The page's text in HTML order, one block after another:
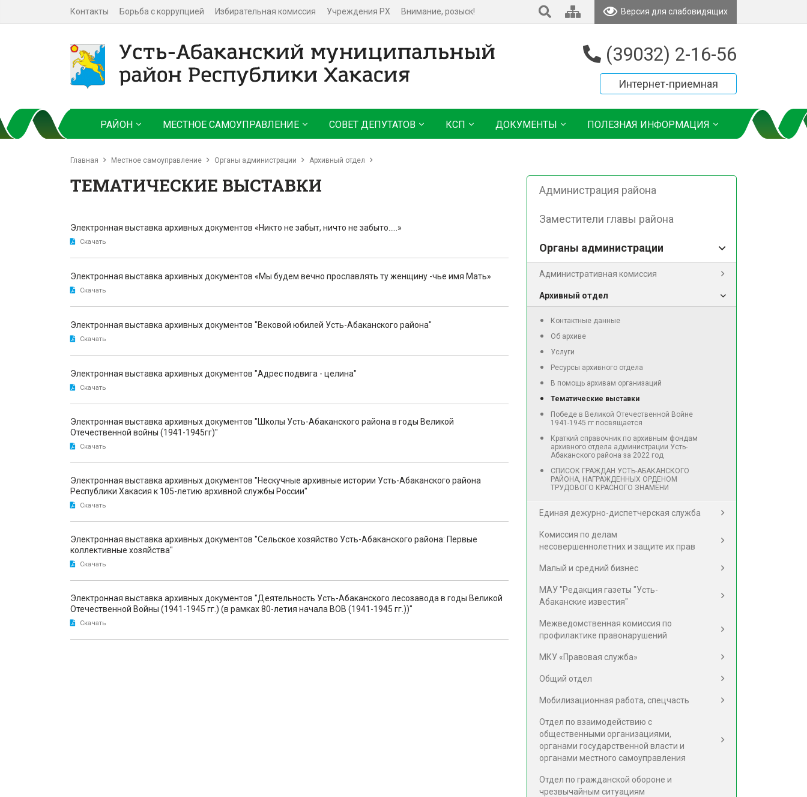
Контакты Борьба с коррупцией Избирательная комиссия Учреждения РХ Внимание, розыск! Версия для слабовидящих
(39032) 2-16-56
Интернет-приемная
РАЙОН МЕСТНОЕ САМОУПРАВЛЕНИЕ СОВЕТ ДЕПУТАТОВ КСП ДОКУМЕНТЫ ПОЛЕЗНАЯ ИНФОРМАЦИЯ
Главная Местное самоуправление Органы администрации Архивный отдел
ТЕМАТИЧЕСКИЕ ВЫСТАВКИ
Электронная выставка архивных документов «Никто не забыт, ничто не забыто.....»
Скачать
Электронная выставка архивных документов «Мы будем вечно прославлять ту женщину -чье имя Мать»
Скачать
Электронная выставка архивных документов "Вековой юбилей Усть-Абаканского района"
Скачать
Электронная выставка архивных документов "Адрес подвига - целина"
Скачать
Электронная выставка архивных документов "Школы Усть-Абаканского района в годы Великой
Отечественной войны (1941-1945гг)"
Скачать
Электронная выставка архивных документов "Нескучные архивные истории Усть-Абаканского района
Республики Хакасия к 105-летию архивной службы России"
Скачать
Электронная выставка архивных документов "Сельское хозяйство Усть-Абаканского района: Первые
коллективные хозяйства"
Скачать
Электронная выставка архивных документов "Деятельность Усть-Абаканского лесозавода в годы Великой
Отечественной Войны (1941-1945 гг.) (в рамках 80-летия начала ВОВ (1941-1945 гг.))"
Скачать
Администрация района
Заместители главы района
Органы администрации
Административная комиссия
Архивный отдел
Контактные данные
Об архиве
Услуги
Ресурсы архивного отдела
В помощь архивам организаций
Тематические выставки
Победе в Великой Отечественной Войне
1941-1945 гг посвящается
Краткий справочник по архивным фондам
архивного отдела администрации Усть-
Абаканского района за 2022 год
СПИСОК ГРАЖДАН УСТЬ-АБАКАНСКОГО
РАЙОНА, НАГРАЖДЕННЫХ ОРДЕНОМ
ТРУДОВОГО КРАСНОГО ЗНАМЕНИ
Единая дежурно-диспетчерская служба
Комиссия по делам
несовершеннолетних и защите их прав
Малый и средний бизнес
МАУ "Редакция газеты "Усть-
Абаканские известия"
Межведомственная комиссия по
профилактике правонарушений
МКУ «Правовая служба»
Общий отдел
Мобилизационная работа, спецчасть
Отдел по взаимодействию с
общественными организациями,
органами государственной власти и
органами местного самоуправления
Отдел по гражданской обороне и
чрезвычайным ситуациям